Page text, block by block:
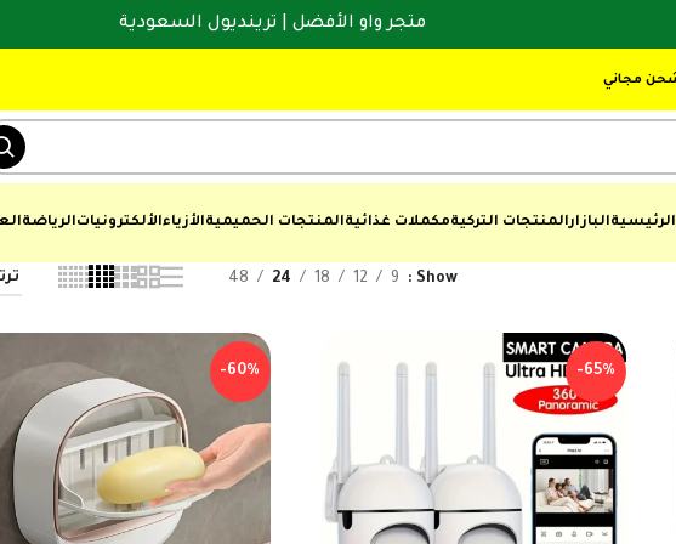
الرئيسيةالبازارالمنتجات التركيةمكملات غذائيةالمنتجات الحميميةالأزياءالألكترونياتالرياضة
Show
9
12
18
24
48
-65%
-60%
متجر واو الأفضل | ترينديول السعودية